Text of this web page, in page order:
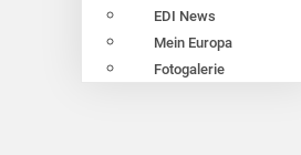
EDI News
Mein Europa
Fotogalerie